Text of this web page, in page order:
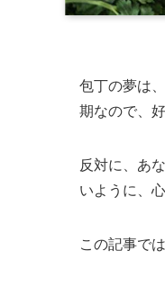
包丁の夢は
期なので、
反対に、あ
いように、
この記事で